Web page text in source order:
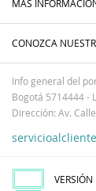
MÁS
CONOZCA
Info general del
Bogotá 5714444 -
Dirección: Av.